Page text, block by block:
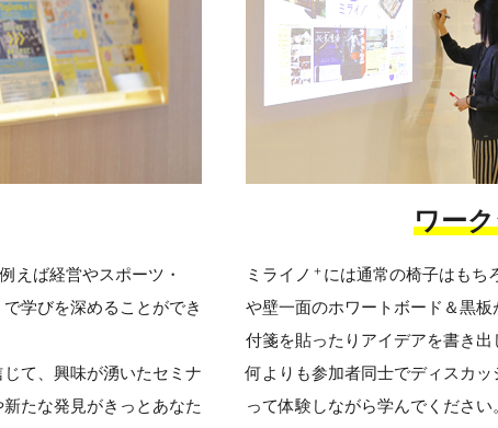
えば経営やスポーツ・
学びを深めることができ
て、興味が湧いたセミナ
たな発見がきっとあなた
ワー
ミライノ ＋ には通常の椅子はもち
や壁一面のホワートボード＆黒板
付箋を貼ったりアイデアを書き
何よりも参加者同士でディスカ
って体験しながら学んでください